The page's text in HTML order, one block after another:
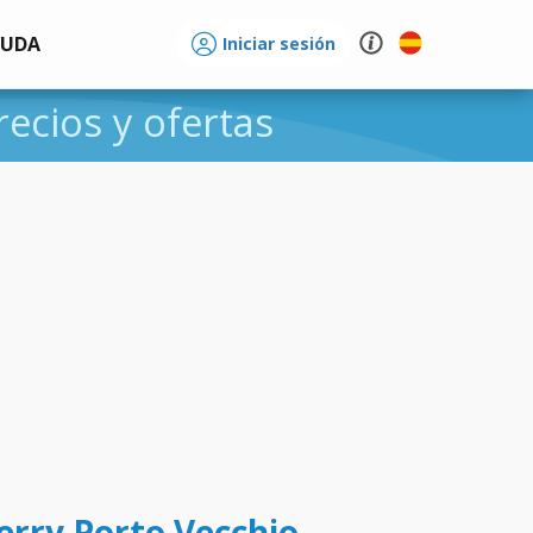
Iniciar sesión
y ofertas